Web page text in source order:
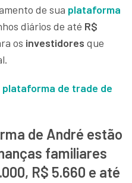
de sua plataforma
diários de até R$
os investidores que
plataforma de trade de
de André estão
familiares
R$ 5.660 e até